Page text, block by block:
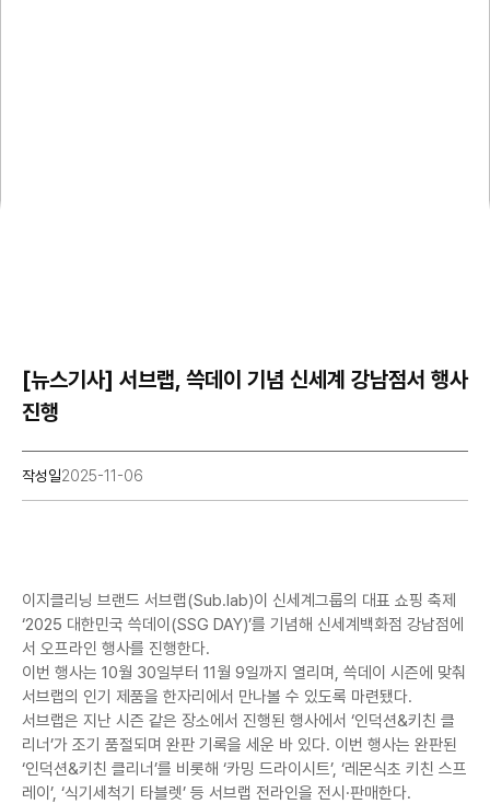
[뉴스기사] 서브랩, 쓱데이 기념 신세계 강남점서 행사
진행
작성일2025-11-06
이지클리닝 브랜드 서브랩(Sub.lab)이 신세계그룹의 대표 쇼핑 축제
‘2025 대한민국 쓱데이(SSG DAY)’를 기념해 신세계백화점 강남점에
서 오프라인 행사를 진행한다.
이번 행사는 10월 30일부터 11월 9일까지 열리며, 쓱데이 시즌에 맞춰
서브랩의 인기 제품을 한자리에서 만나볼 수 있도록 마련됐다.
서브랩은 지난 시즌 같은 장소에서 진행된 행사에서 ‘인덕션&키친 클
리너’가 조기 품절되며 완판 기록을 세운 바 있다. 이번 행사는 완판된
‘인덕션&키친 클리너’를 비롯해 ‘카밍 드라이시트’, ‘레몬식초 키친 스프
레이’, ‘식기세척기 타블렛’ 등 서브랩 전라인을 전시·판매한다.